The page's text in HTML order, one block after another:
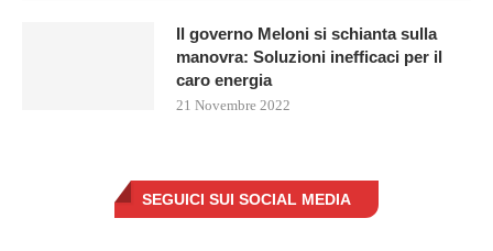
Il governo Meloni si schianta sulla
manovra: Soluzioni inefficaci per il
caro energia
21 Novembre 2022
SEGUICI SUI SOCIAL MEDIA